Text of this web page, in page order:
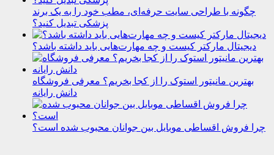
چگونه با طراحی سایت حرفه‌ای، مطب خود را به یک برند
پزشکی تبدیل کنید؟
دیجیتال مارکتر کیست و چه مهارت‌هایی باید داشته باشد؟
بهترین مانیتور استوک را از کجا بخریم؟ معرفی فروشگاه
دانش رایانه
چرا فروش اقساطی موبایل بین جوانان محبوب شده است؟